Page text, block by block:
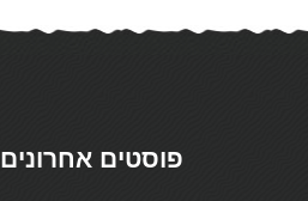
פוסטים אחרונים